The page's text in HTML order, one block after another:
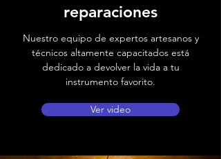
reparaciones
Nuestro equipo de expertos artesanos y
técnicos altamente capacitados está
dedicado a devolver la vida a tu
instrumento favorito.
Ver video